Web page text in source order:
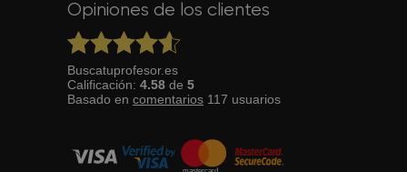
Opiniones de los clientes
Buscatuprofesor.es
Calificación: 4.58 de 5
Basado en comentarios 117 usuarios